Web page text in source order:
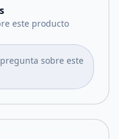
este producto
sobre este